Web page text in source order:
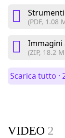
(PDF, 1.08
Immagini
(ZIP, 18.2
Scarica tutto ·
VIDEO 2